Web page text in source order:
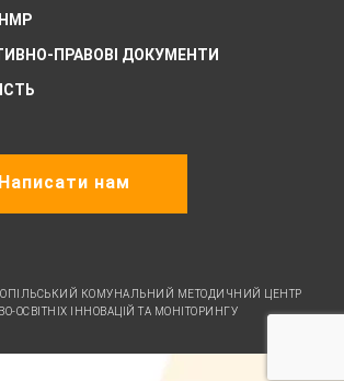
ПРАВОВІ ДОКУМЕНТИ
Написати нам
КОМУНАЛЬНИЙ МЕТОДИЧНИЙ ЦЕНТР
ОСВІТНІХ ІННОВАЦІЙ ТА МОНІТОРИНГУ